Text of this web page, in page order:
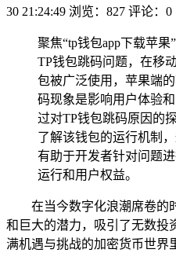
30 21:24:49 浏览：827 评论：0
聚焦“tp钱包app下载苹
TP钱包跳码问题，在移
包被广泛使用，苹果端
码现象是影响用户体验
过对TP钱包跳码原因的
了解该钱包的运行机制
有助于开发者针对问题
运行和用户权益。
在当今数字化浪潮席卷的
和巨大的潜力，吸引了无数投
满机遇与挑战的加密货币世界